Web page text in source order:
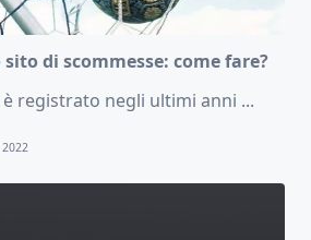
di scommesse: come fare?
è registrato negli ultimi anni ...
2022